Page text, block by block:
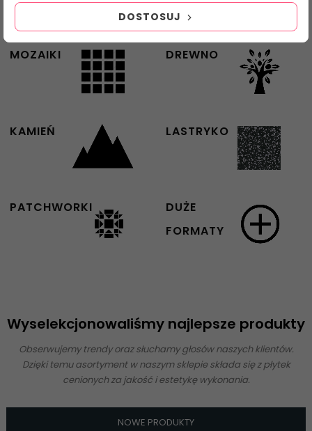
MOZAIKI DREWNO
KAMIEŃ LASTRYKO
PATCHWORKI
DUŻE
FORMATY
Wyselekcjonowaliśmy najlepsze produkty
Obserwujemy trendy oraz słuchamy głosów naszych klientów.
Dzięki temu asortyment w naszym sklepie składa się z płytek
cenionych za jakość i estetykę wykonania.
NOWE PRODUKTY
DOSTOSUJ